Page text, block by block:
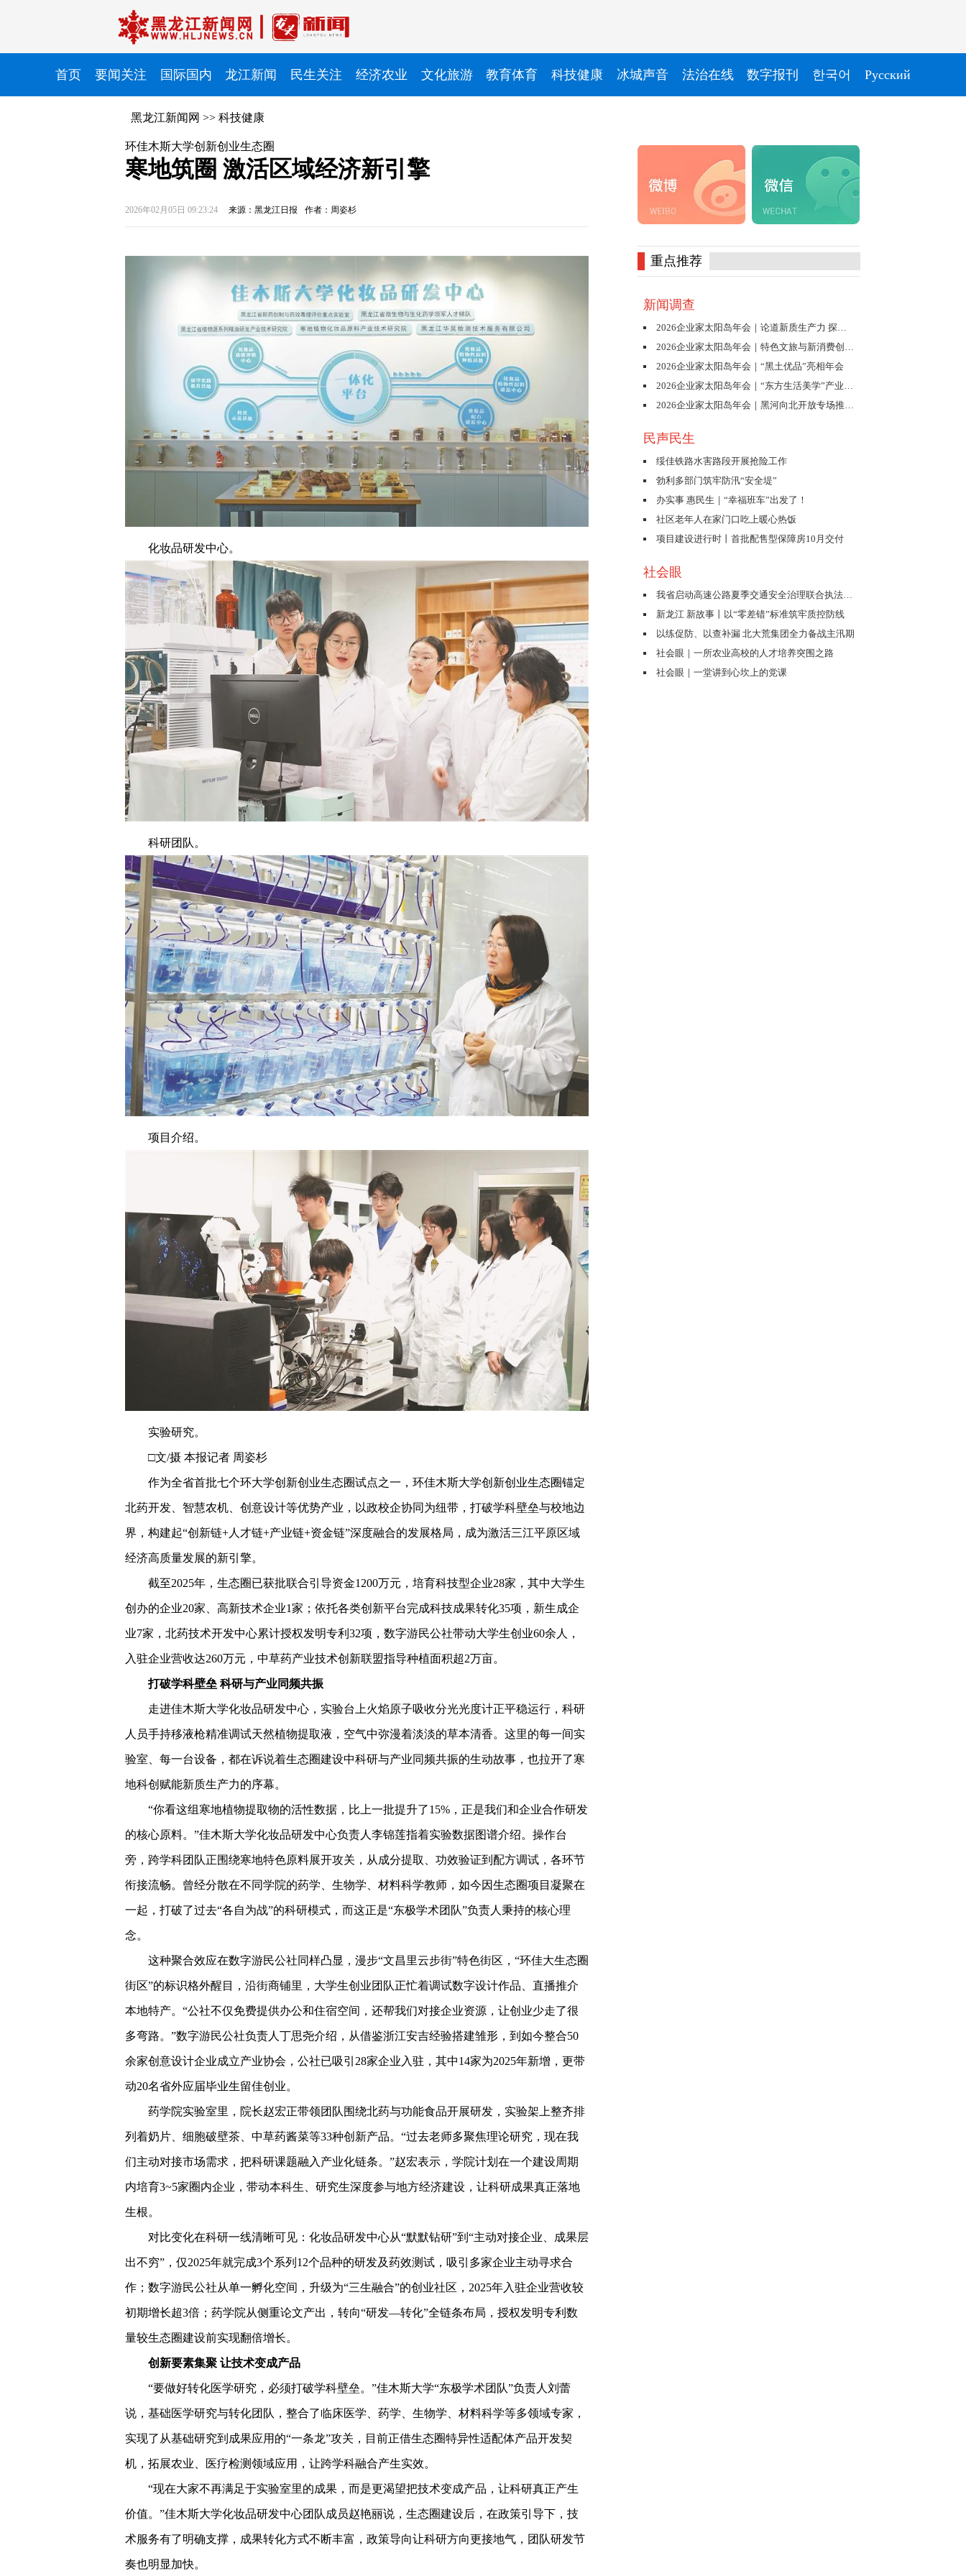
首页 要闻关注 国际国内 龙江新闻 民生关注 经济农业 文化旅游 教育体育 科技健康 冰城声音 法治在线 数字报刊 한국어 Pусский
黑龙江新闻网 >> 科技健康
环佳木斯大学创新创业生态圈
寒地筑圈 激活区域经济新引擎
2026年02月05日 09:23:24 来源：黑龙江日报 作者：周姿杉
化妆品研发中心。
科研团队。
项目介绍。
实验研究。
□文/摄 本报记者 周姿杉
作为全省首批七个环大学创新创业生态圈试点之一，环佳木斯大学创新创业生态圈锚定
北药开发、智慧农机、创意设计等优势产业，以政校企协同为纽带，打破学科壁垒与校地边
界，构建起“创新链+人才链+产业链+资金链”深度融合的发展格局，成为激活三江平原区域
经济高质量发展的新引擎。
截至2025年，生态圈已获批联合引导资金1200万元，培育科技型企业28家，其中大学生
创办的企业20家、高新技术企业1家；依托各类创新平台完成科技成果转化35项，新生成企
业7家，北药技术开发中心累计授权发明专利32项，数字游民公社带动大学生创业60余人，
入驻企业营收达260万元，中草药产业技术创新联盟指导种植面积超2万亩。
打破学科壁垒 科研与产业同频共振
走进佳木斯大学化妆品研发中心，实验台上火焰原子吸收分光光度计正平稳运行，科研
人员手持移液枪精准调试天然植物提取液，空气中弥漫着淡淡的草本清香。这里的每一间实
验室、每一台设备，都在诉说着生态圈建设中科研与产业同频共振的生动故事，也拉开了寒
地科创赋能新质生产力的序幕。
“你看这组寒地植物提取物的活性数据，比上一批提升了15%，正是我们和企业合作研发
的核心原料。”佳木斯大学化妆品研发中心负责人李锦莲指着实验数据图谱介绍。操作台
旁，跨学科团队正围绕寒地特色原料展开攻关，从成分提取、功效验证到配方调试，各环节
衔接流畅。曾经分散在不同学院的药学、生物学、材料科学教师，如今因生态圈项目凝聚在
一起，打破了过去“各自为战”的科研模式，而这正是“东极学术团队”负责人秉持的核心理
念。
这种聚合效应在数字游民公社同样凸显，漫步“文昌里云步街”特色街区，“环佳大生态圈
街区”的标识格外醒目，沿街商铺里，大学生创业团队正忙着调试数字设计作品、直播推介
本地特产。“公社不仅免费提供办公和住宿空间，还帮我们对接企业资源，让创业少走了很
多弯路。”数字游民公社负责人丁思尧介绍，从借鉴浙江安吉经验搭建雏形，到如今整合50
余家创意设计企业成立产业协会，公社已吸引28家企业入驻，其中14家为2025年新增，更带
动20名省外应届毕业生留佳创业。
药学院实验室里，院长赵宏正带领团队围绕北药与功能食品开展研发，实验架上整齐排
列着奶片、细胞破壁茶、中草药酱菜等33种创新产品。“过去老师多聚焦理论研究，现在我
们主动对接市场需求，把科研课题融入产业化链条。”赵宏表示，学院计划在一个建设周期
内培育3~5家圈内企业，带动本科生、研究生深度参与地方经济建设，让科研成果真正落地
生根。
对比变化在科研一线清晰可见：化妆品研发中心从“默默钻研”到“主动对接企业、成果层
出不穷”，仅2025年就完成3个系列12个品种的研发及药效测试，吸引多家企业主动寻求合
作；数字游民公社从单一孵化空间，升级为“三生融合”的创业社区，2025年入驻企业营收较
初期增长超3倍；药学院从侧重论文产出，转向“研发—转化”全链条布局，授权发明专利数
量较生态圈建设前实现翻倍增长。
创新要素集聚 让技术变成产品
“要做好转化医学研究，必须打破学科壁垒。”佳木斯大学“东极学术团队”负责人刘蕾
说，基础医学研究与转化团队，整合了临床医学、药学、生物学、材料科学等多领域专家，
实现了从基础研究到成果应用的“一条龙”攻关，目前正借生态圈特异性适配体产品开发契
机，拓展农业、医疗检测领域应用，让跨学科融合产生实效。
“现在大家不再满足于实验室里的成果，而是更渴望把技术变成产品，让科研真正产生
价值。”佳木斯大学化妆品研发中心团队成员赵艳丽说，生态圈建设后，在政策引导下，技
术服务有了明确支撑，成果转化方式不断丰富，政策导向让科研方向更接地气，团队研发节
奏也明显加快。